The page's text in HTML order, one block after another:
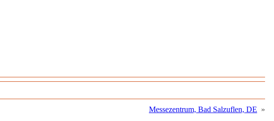
Messezentrum, Bad Salzuflen, DE »